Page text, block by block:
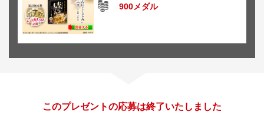
900メダル
このプレゼントの応募は終了いたしました